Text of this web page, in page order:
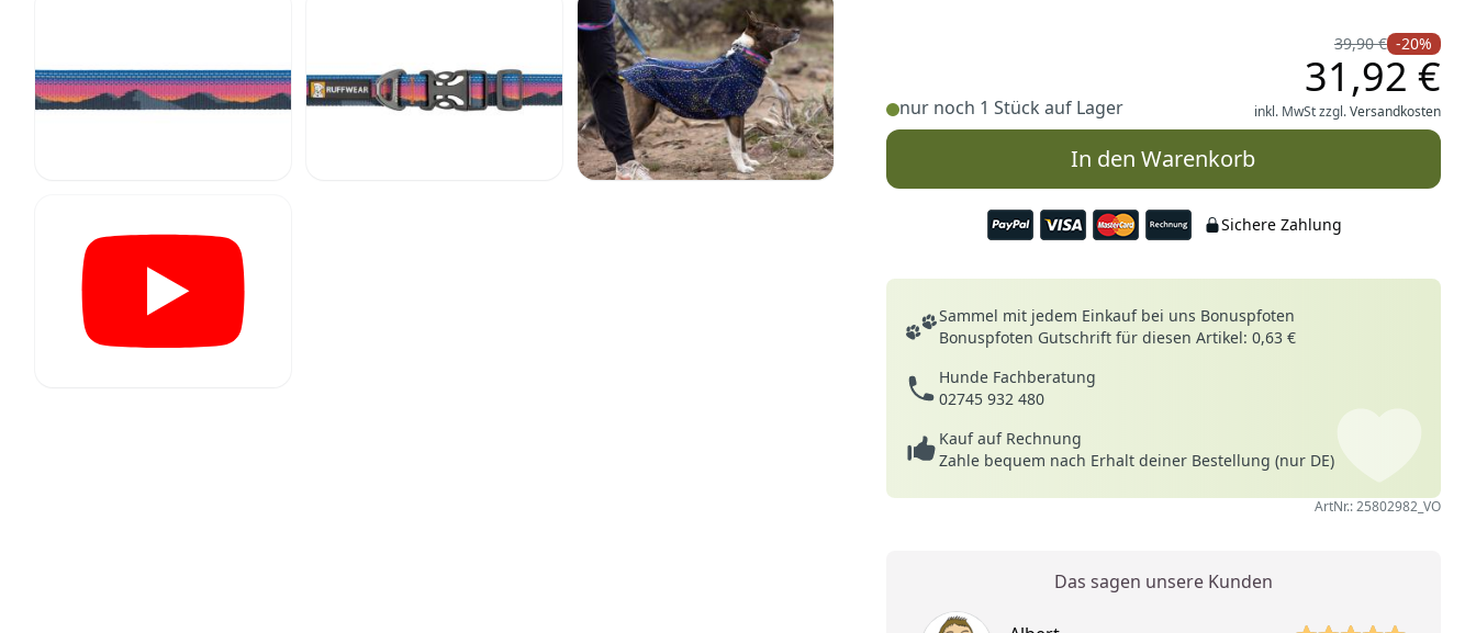
nur noch 1 Stück auf Lager
39,90 € -20%
31,92 €
inkl. MwSt zzgl.Versandkosten
In den Warenkorb
Sichere Zahlung
Deine Vorteile
Sammel mit jedem Einkauf bei uns Bonuspfoten
Bonuspfoten Gutschrift für diesen Artikel: 0,63 €
Hunde Fachberatung
02745 932 480
Kauf auf Rechnung
Zahle bequem nach Erhalt deiner Bestellung (nur DE)
ArtNr.: 25802982_VO
Das sagen unsere Kunden
5 von 5 Sterne